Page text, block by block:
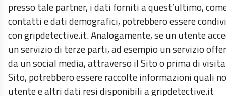
presso tale partner, i dati forniti a quest’ultimo,
contatti e dati demografici, potrebbero essere
con gripdetective.it. Analogamente, se un utente
un servizio di terze parti, ad esempio un servizio
da un social media, attraverso il Sito o prima di
Sito, potrebbero essere raccolte informazioni quali
utente e altri dati resi disponibili a gripdetective.it